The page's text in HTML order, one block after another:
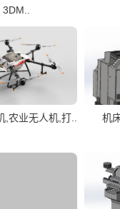
3DM..
,农业无人机,打.. 机